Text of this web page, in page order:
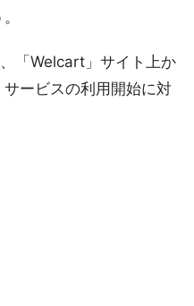
「Welcart」サイト上か
ービスの利用開始に対